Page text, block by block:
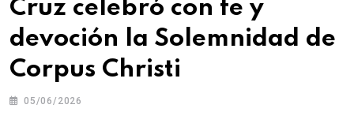
Cruz celebró con fe y
devoción la Solemnidad de
Corpus Christi
05/06/2026